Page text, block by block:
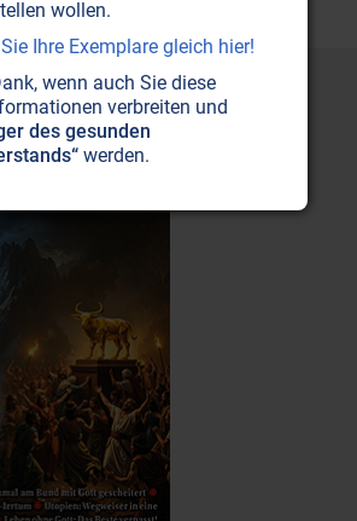
wollen.
Ihre Exemplare gleich hier!
wenn auch Sie diese
verbreiten und
des gesunden
werden.